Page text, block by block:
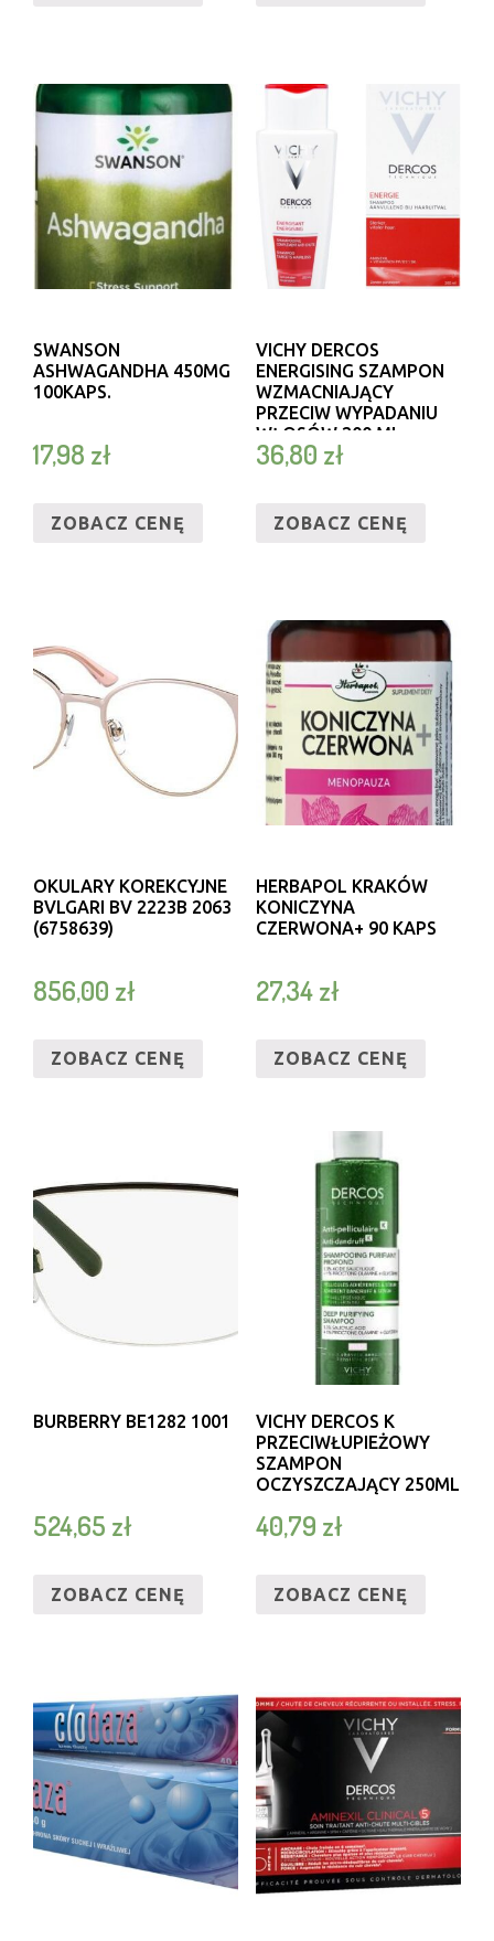
SWANSON
ASHWAGANDHA 450MG
100KAPS.
17,98 zł
ZOBACZ CENĘ
VICHY DERCOS
ENERGISING SZAMPON
WZMACNIAJĄCY
PRZECIW WYPADANIU
WŁOSÓW 200 ML
36,80 zł
ZOBACZ CENĘ
OKULARY KOREKCYJNE
BVLGARI BV 2223B 2063
(6758639)
856,00 zł
ZOBACZ CENĘ
HERBAPOL KRAKÓW
KONICZYNA
CZERWONA+ 90 KAPS
27,34zł
ZOBACZ CENĘ
BURBERRY BE1282 1001
524,65 zł
ZOBACZ CENĘ
VICHY DERCOS K
PRZECIWŁUPIEŻOWY
SZAMPON
OCZYSZCZAJĄCY 250ML
40,79 zł
ZOBACZ CENĘ